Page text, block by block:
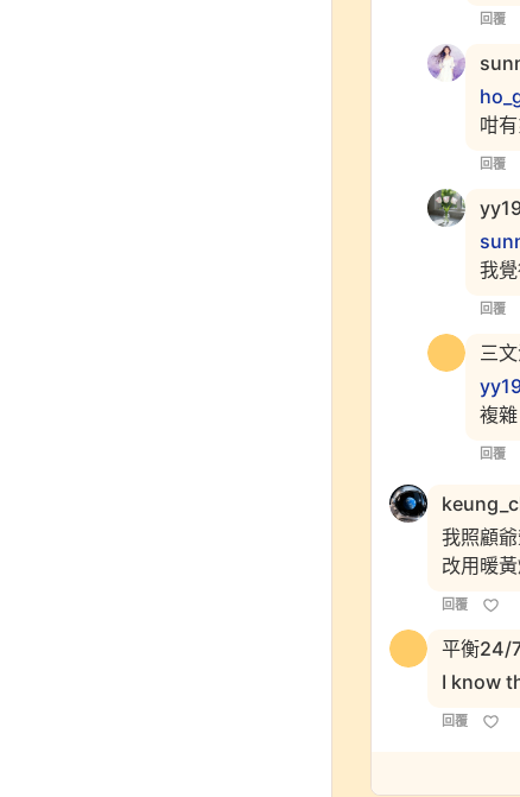
回覆
咁
回覆
我
回覆
三
複
回覆
我照顧
改用暖
回覆
平衡24/
I know
回覆